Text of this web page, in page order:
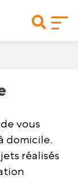
vous
domicile.
réalisés